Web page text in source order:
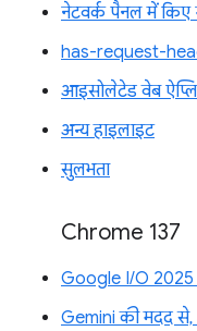
नेटवर्क पैनल में किए
has-request-
आइसोलेटेड वेब
अन्य हाइलाइट
सुलभता
Chrome 137
Google I/O 2025
Gemini की मदद